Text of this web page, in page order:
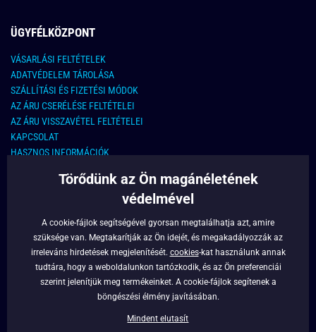
ÜGYFÉLKÖZPONT
VÁSARLÁSI FELTÉTELEK
ADATVÉDELEM TÁROLÁSA
SZÁLLÍTÁSI ÉS FIZETÉSI MÓDOK
AZ ÁRU CSERÉLÉSE FELTÉTELEI
AZ ÁRU VISSZAVÉTEL FELTÉTELEI
KAPCSOLAT
HASZNOS INFORMÁCIÓK
KAPCSOLAT
info@legyferfi.hu
FONTOS INFORMÁCIÓK
RÓLUNK
Törődünk az Ön magánéletének
védelmével
A cookie-fájlok segítségével gyorsan megtalálhatja azt, amire
szüksége van. Megtakarítják az Ön idejét, és megakadályozzák az
irreleváns hirdetések megjelenítését. cookies-kat használunk annak
tudtára, hogy a weboldalunkon tartózkodik, és az Ön preferenciái
szerint jelenítjük meg termékeinket. A cookie-fájlok segítenek a
böngészési élmény javításában.
Mindent elutasít